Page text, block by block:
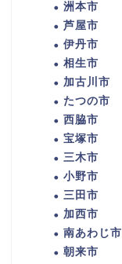
洲本市
芦屋市
伊丹市
相生市
加古川市
たつの市
西脇市
宝塚市
三木市
小野市
三田市
加西市
南あわじ市
朝来市